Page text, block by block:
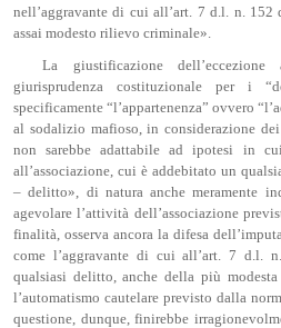
nell’aggravante di cui all’art. 7 d.l. n.
assai modesto rilievo criminale».
La giustificazione
giurisprudenza costituzionale per i
specificamente “l’appartenenza” ovvero
al sodalizio mafioso, in considerazione
non sarebbe adattabile ad ipotesi in
all’associazione, cui è addebitato un
– delitto», di natura anche meramente
agevolare l’attività dell’associazione
finalità, osserva ancora la difesa
come l’aggravante di cui all’art. 7 d.l.
qualsiasi delitto, anche della più
l’automatismo cautelare previsto dalla
questione, dunque, finirebbe